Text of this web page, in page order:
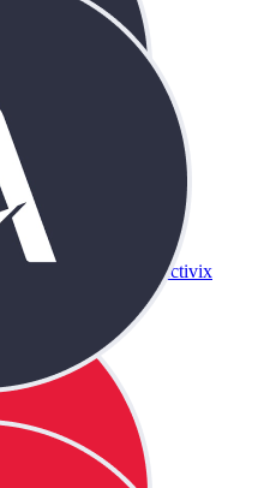
Activix